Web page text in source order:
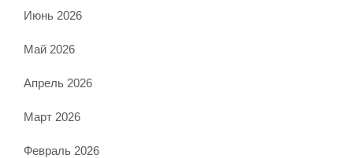
Июнь 2026
Май 2026
Апрель 2026
Март 2026
Февраль 2026